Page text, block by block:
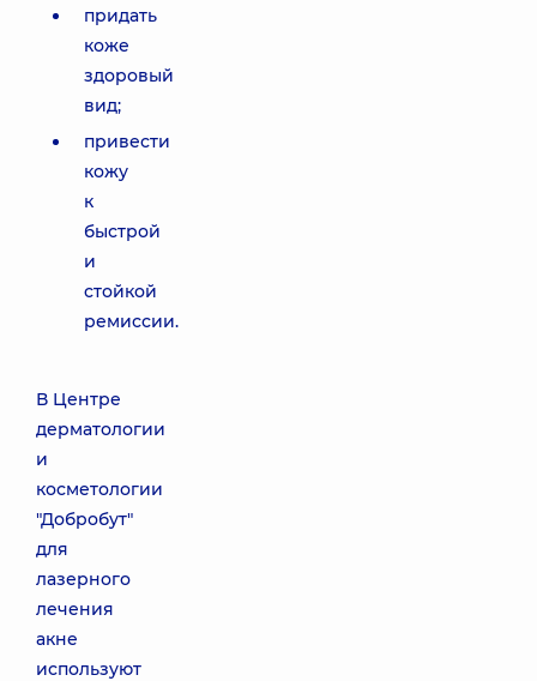
придать
коже
здоровый
вид;
привести
кожу
к
быстрой
и
стойкой
ремиссии.
В Центре
дерматологии
и
косметологии
"Добробут"
для
лазерного
лечения
акне
используют